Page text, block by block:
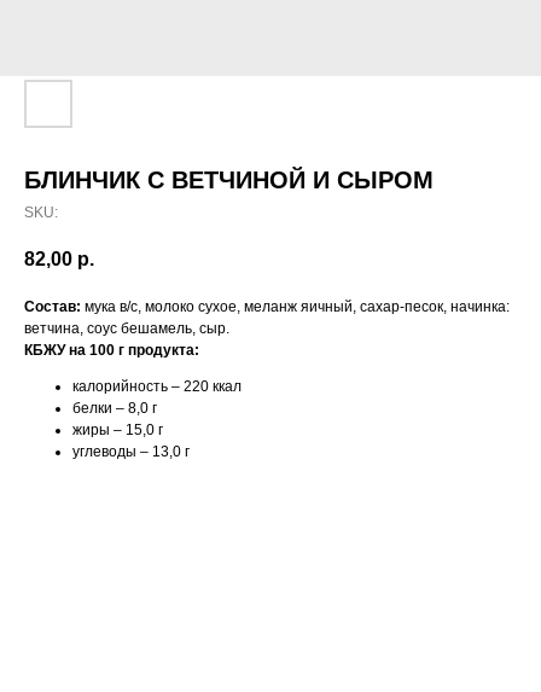
БЛИНЧИК С ВЕТЧИНОЙ И СЫРОМ
SKU:
82,00 р.
Состав: мука в/с, молоко сухое, меланж яичный, сахар-песок, начинка:
ветчина, соус бешамель, сыр.
КБЖУ на 100 г продукта:
калорийность – 220 ккал
белки – 8,0 г
жиры – 15,0 г
углеводы – 13,0 г